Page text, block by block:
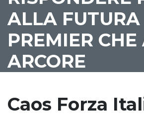
ALLA FUTURA
PREMIER CHE
ARCORE
Caos Forza